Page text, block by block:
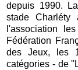
depuis 1990.
stade
l'association
Fédération
des Jeux, les
catégories - de